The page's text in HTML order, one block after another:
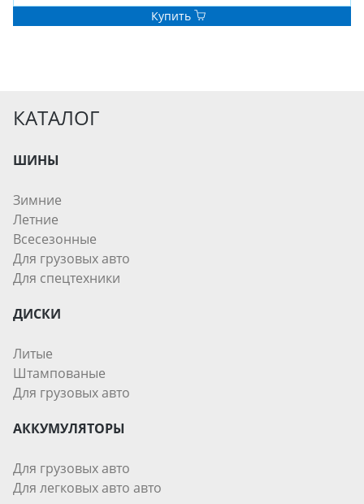
Купить
КАТАЛОГ
ШИНЫ
Зимние
Летние
Всесезонные
Для грузовых авто
Для спецтехники
ДИСКИ
Литые
Штампованые
Для грузовых авто
АККУМУЛЯТОРЫ
Для грузовых авто
Для легковых авто авто